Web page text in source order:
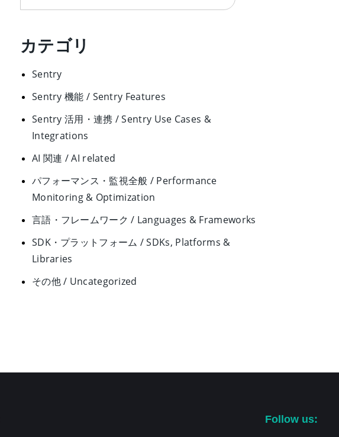
カテゴリ
AI 関連 / AI related
SDK・プラットフォーム / SDKs, Platforms &
Libraries
Sentry
Sentry 機能 / Sentry Features
Sentry 活用・連携 / Sentry Use Cases &
Integrations
その他 / Uncategorized
パフォーマンス・監視全般 / Performance
Monitoring & Optimization
言語・フレームワーク / Languages & Frameworks
Follow us: